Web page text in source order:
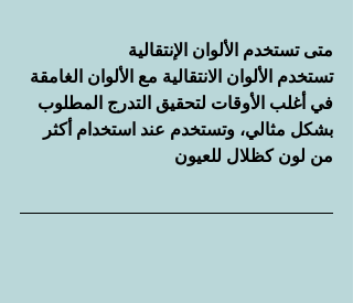
متى تستخدم الألوان الإنتقالية
تستخدم الألوان الانتقالية مع الألوان الغامقة
في أغلب الأوقات لتحقيق التدرج المطلوب
بشكل مثالي، وتستخدم عند استخدام أكثر
من لون كظلال للعيون